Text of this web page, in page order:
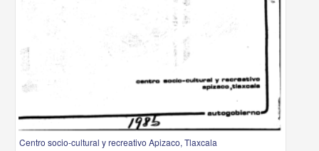
Centro socio-cultural y recreativo Apizaco, Tlaxcala